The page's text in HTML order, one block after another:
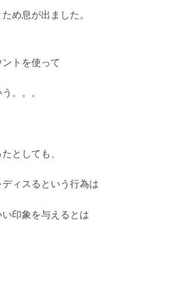
め息が出ました。
トを使って
。。。
としても、
ィスるという行為は
印象を与えるとは